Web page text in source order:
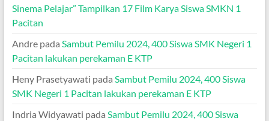
Sinema Pelajar” Tampilkan 17 Film Karya Siswa SMKN 1
Pacitan
Andrepada Sambut Pemilu 2024, 400 Siswa SMK Negeri 1
Pacitan lakukan perekaman E KTP
Heny Prasetyawati pada Sambut Pemilu 2024, 400 Siswa
SMK Negeri 1 Pacitan lakukan perekaman E KTP
Indria Widyawati pada Sambut Pemilu 2024, 400 Siswa